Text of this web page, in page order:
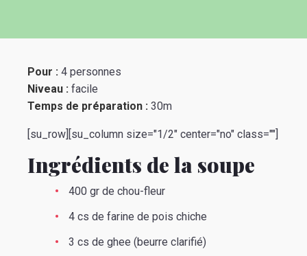
Pour : 4 personnes
Niveau : facile
Temps de préparation : 30m
[su_row][su_column size="1/2" center="no" class=""]
Ingrédients de la soupe
400 gr de chou-fleur
4 cs de farine de pois chiche
3 cs de ghee (beurre clarifié)